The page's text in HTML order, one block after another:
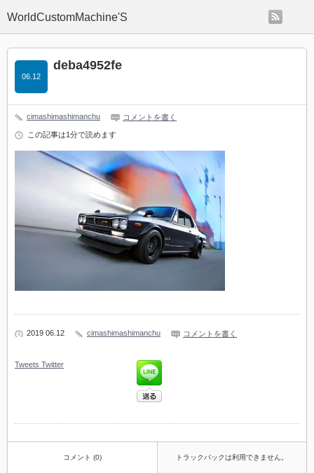
WorldCustomMachine'S
deba4952fe
06.12
cimashimashimanchu コメントを書く
この記事は1分で読めます
2019 06.12 cimashimashimanchu コメントを書く
Tweets Twitter
コメント (0) トラックバックは利用できません。